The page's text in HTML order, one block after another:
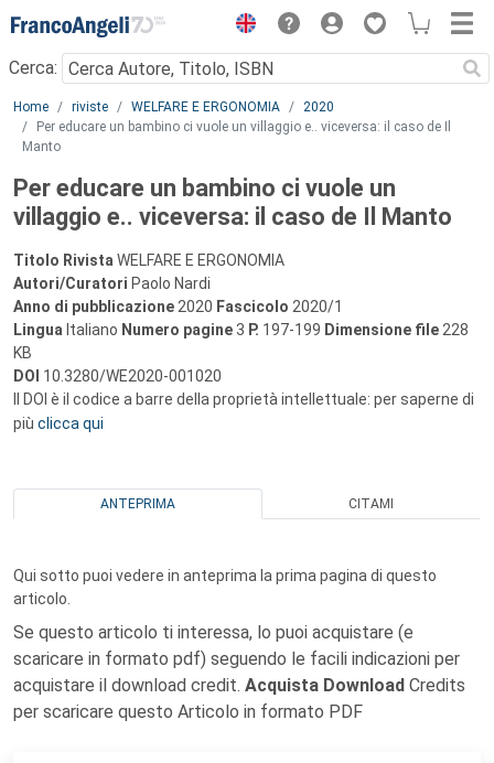
Menu
Cerca:
Main content
Home riviste WELFARE E ERGONOMIA
2020
Per educare un bambino ci vuole un villaggio e.. viceversa: il caso de Il
Manto
Per educare un bambino ci vuole un
villaggio e.. viceversa: il caso de Il Manto
Titolo Rivista WELFARE E ERGONOMIA
Autori/Curatori Paolo Nardi
Anno di pubblicazione 2020 Fascicolo 2020/1
Lingua Italiano Numero pagine 3 P. 197-199 Dimensione file 228
KB
DOI 10.3280/WE2020-001020
Il DOI è il codice a barre della proprietà intellettuale: per saperne di
più clicca qui
ANTEPRIMA CITAMI
Qui sotto puoi vedere in anteprima la prima pagina di questo
articolo.
Se questo articolo ti interessa, lo puoi acquistare (e
scaricare in formato pdf) seguendo le facili indicazioni per
acquistare il download credit. Acquista Download Credits
per scaricare questo Articolo in formato PDF